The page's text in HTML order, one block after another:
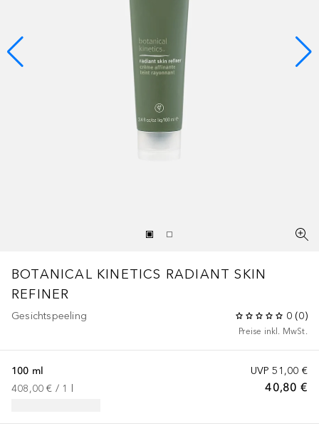
BOTANICAL KINETICS RADIANT SKIN
REFINER
Gesichtspeeling 0 (0)
Preise inkl. MwSt.
UVP 51,00 €
40,80 €
100 ml
408,00 € / 1